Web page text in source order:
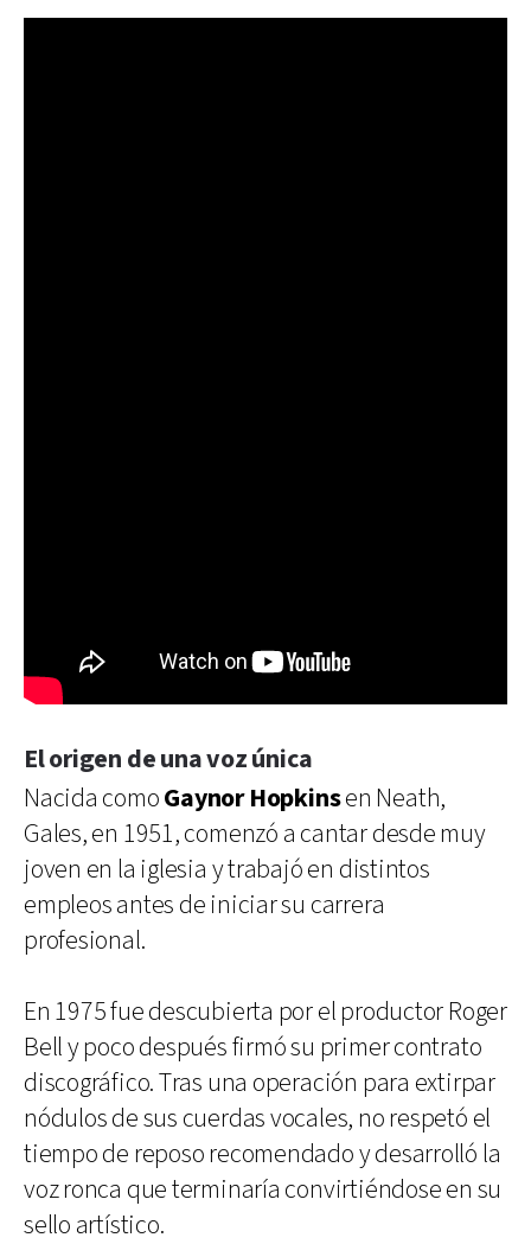
El origen de una voz única
Nacida comoGaynor Hopkinsen Neath,
Gales, en 1951, comenzó a cantar desde muy
joven en la iglesia y trabajó en distintos
empleos antes de iniciar su carrera
profesional.
En 1975 fue descubierta por el productor Roger
Bell y poco después firmó su primer contrato
discográfico. Tras una operación para extirpar
nódulos de sus cuerdas vocales, no respetó el
tiempo de reposo recomendado y desarrolló la
voz ronca que terminaría convirtiéndose en su
sello artístico.